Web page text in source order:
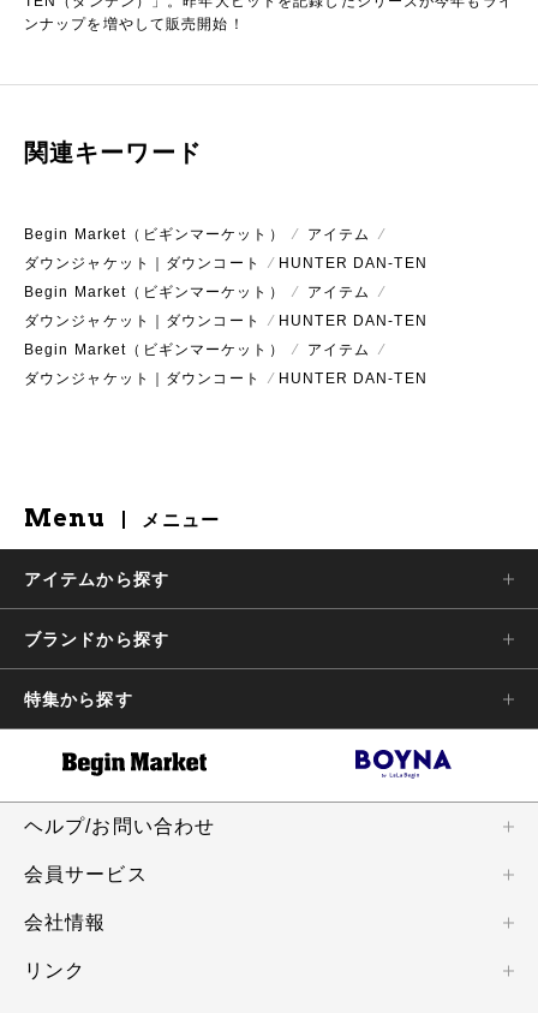
ンナップを増やして販売開始！
関連キーワード
Begin Market（ビギンマーケット） ⁄ アイテム
⁄
ダウンジャケット｜ダウンコート
⁄ HUNTER DAN-TEN
Begin Market（ビギンマーケット）
⁄ アイテム
⁄
ダウンジャケット｜ダウンコート
⁄ HUNTER DAN-TEN
Begin Market（ビギンマーケット）
⁄ アイテム
⁄
ダウンジャケット｜ダウンコート
⁄ HUNTER DAN-TEN
Menu メニュー
アイテムから探す
ブランドから探す
特集から探す
ヘルプ/お問い合わせ
会員サービス
会社情報
リンク